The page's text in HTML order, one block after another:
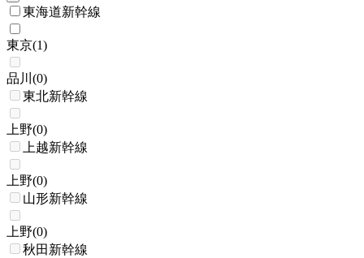
東海道新幹線
東京(1)
品川 (0)
東北新幹線
上野(0)
上越新幹線
上野(0)
山形新幹線
上野(0)
秋田新幹線